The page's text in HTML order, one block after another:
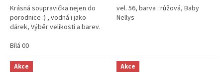
Krásná soupravička nejen do
porodnice :) , vodná i jako
dárek, Výběr velikostí a barev.
Bílá 00
vel. 56, barva : růžová, Baby
Nellys
Akce
Akce